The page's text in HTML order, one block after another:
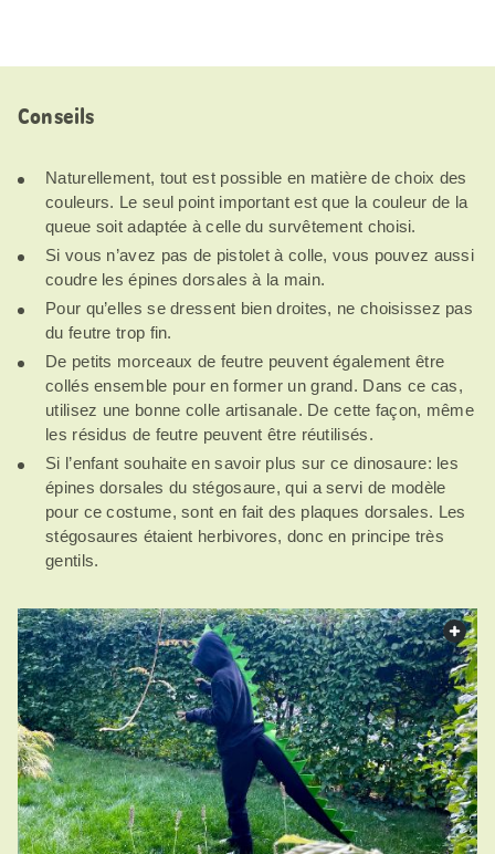
Conseils
Naturellement, tout est possible en matière de choix des
couleurs. Le seul point important est que la couleur de la
queue soit adaptée à celle du survêtement choisi.
Si vous n’avez pas de pistolet à colle, vous pouvez aussi
coudre les épines dorsales à la main.
Pour qu’elles se dressent bien droites, ne choisissez pas
du feutre trop fin.
De petits morceaux de feutre peuvent également être
collés ensemble pour en former un grand. Dans ce cas,
utilisez une bonne colle artisanale. De cette façon, même
les résidus de feutre peuvent être réutilisés.
Si l’enfant souhaite en savoir plus sur ce dinosaure: les
épines dorsales du stégosaure, qui a servi de modèle
pour ce costume, sont en fait des plaques dorsales. Les
stégosaures étaient herbivores, donc en principe très
gentils.